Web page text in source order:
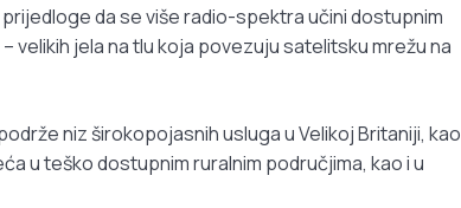
da se više radio-spektra učini dostupnim
velikih jela na tlu koja povezuju satelitsku mrežu na
niz širokopojasnih usluga u Velikoj Britaniji, kao
u teško dostupnim ruralnim područjima, kao i u